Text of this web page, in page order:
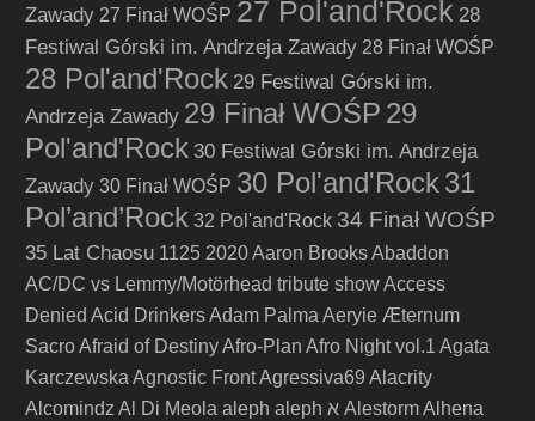
Zawady 27 Finał WOŚP 27 Pol'and'Rock 28
Festiwal Górski im. Andrzeja Zawady 28 Finał WOŚP
28 Pol'and'Rock 29 Festiwal Górski im.
Andrzeja Zawady 29 Finał WOŚP 29
Pol'and'Rock 30 Festiwal Górski im. Andrzeja
Zawady 30 Finał WOŚP 30 Pol'and'Rock31
Pol’and’Rock 32 Pol'and'Rock 34 Finał WOŚP
35 Lat Chaosu 1125 2020Aaron BrooksAbaddon
AC/DC vs Lemmy/Motörhead tribute showAccess
Denied Acid DrinkersAdam Palma Aeryie Æternum
SacroAfraid of DestinyAfro-Plan Afro Night vol.1 Agata
Karczewska Agnostic FrontAgressiva69 Alacrity
Alcomindz Al Di Meola aleph aleph א AlestormAlhena